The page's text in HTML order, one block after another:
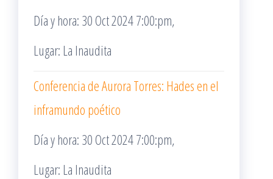
Día y hora: 30 Oct 2024 7:00:pm,
Lugar: La Inaudita
Conferencia de Aurora Torres: Hades en el
inframundo poético
Día y hora: 30 Oct 2024 7:00:pm,
Lugar: La Inaudita